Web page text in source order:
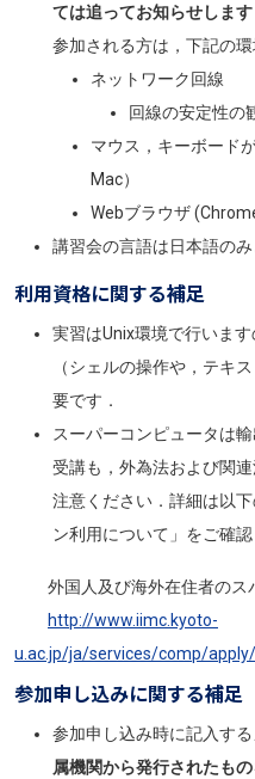
ては追ってお知らせします
参加される方は，下記の
ネットワーク回線
回線の安定性の
マウス，キーボード
Mac）
Webブラウザ
講習会の言語は日本語のみ
利用資格に関する補足
実習はUnix環境で行いま
（シェルの操作や，テキ
要です．
スーパーコンピュータは
受講も，外為法および関
注意ください．詳細は以
ン利用について」をご確認
外国人及び海外在住者のス
http://www.iimc.kyoto-
u.ac.jp/ja/services/comp/
参加申し込みに関する補足
参加申し込み時に記入する
属機関から発行されたもの